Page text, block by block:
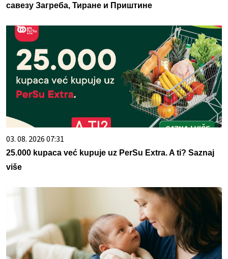
савезу Загреба, Тиране и Приштине
03. 08. 2026 07:31
25.000 kupaca već kupuje uz PerSu Extra. A ti? Saznaj
više